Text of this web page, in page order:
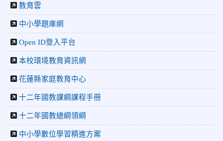
師生自製畢業歌曲
2026-06-10 教育廣播電台：尋覓歷史記憶 花蓮中正國小社團
體驗闖關探索歷史
2026-04-30 讓愛閃閃發光！中正國小「小老闆大市集」愛心
教育雲
中小學題庫網
Open ID登入平台
本校環境教育資訊網
花蓮縣家庭教育中心
十二年國教課綱課程手冊
十二年國教總綱領綱
中小學數位學習精進方案